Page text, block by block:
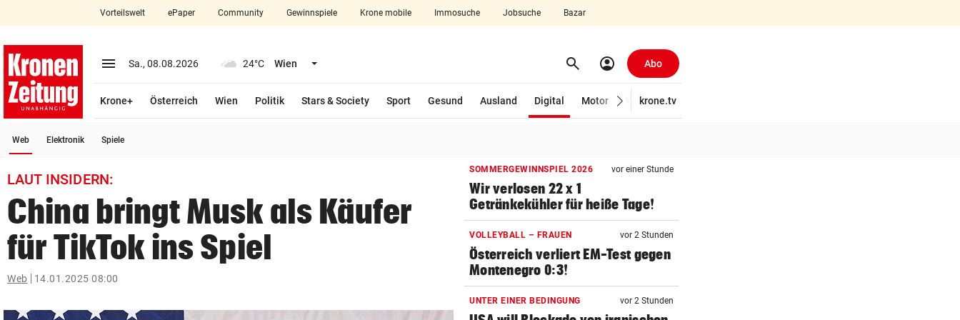
closeSchließen
account_circle Anmelden
arrow_right
pin_drop
bookmark
search
Suchbegriff
eingeben
Vorteilswelt ePaper Community Gewinnspiele Krone mobile Immosuche Jobsuche Bazar
menu Menü aufklappen
Sa., 08.08.2026 24°C Wien Menü aufklappen search Suchen
account_circle Abo
Krone+ Österreich Wien Politik Stars & Society Sport Gesund Ausland Digital
Motor
Wirtschaft
krone.tv
Web Elektronik Spiele
LAUT INSIDERN:
China bringt Musk als Käufer
für TikTok ins Spiel
Web 14.01.2025 08:00
SOMMERGEWINNSPIEL 2026 vor einer Stunde
Wir verlosen 22 x 1
Getränkekühler für heiße Tage!
VOLLEYBALL – FRAUEN vor 2 Stunden
Österreich verliert EM-Test gegen
Montenegro 0:3!
UNTER EINER BEDINGUNG vor 2 Stunden